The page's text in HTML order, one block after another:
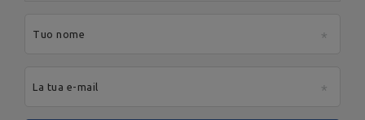
Tuo nome
La tua e-mail